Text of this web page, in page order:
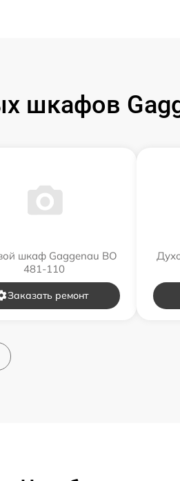
шкафов
шкаф Gaggenau BO
481-110
Заказать ремонт